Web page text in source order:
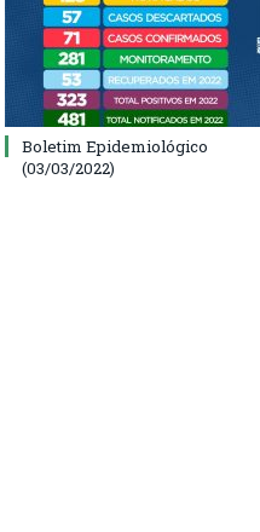
Boletim Epidemiológico
(03/03/2022)